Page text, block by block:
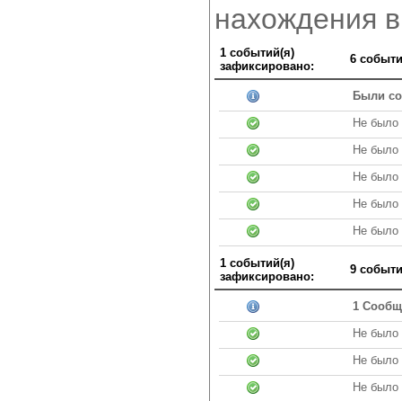
нахождения
1 событий(я)
зафиксировано:
6
Были
Не было
Не было
Не было
Не было
Не было
1 событий(я)
зафиксировано:
9
1
Не было
Не было
Не было